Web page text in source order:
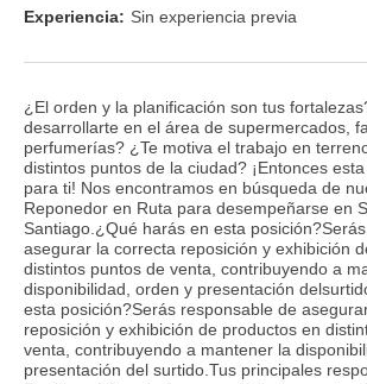
Experiencia: Sin experiencia previa
¿El orden y la planificación son tus
desarrollarte en el área de supermercados,
perfumerías? ¿Te motiva el trabajo en
distintos puntos de la ciudad? ¡Entonces
para ti! Nos encontramos en búsqueda de
Reponedor en Ruta para desempeñarse en
Santiago.¿Qué harás en esta
asegurar la correcta reposición y exhibición
distintos puntos de venta, contribuyendo a
disponibilidad, orden y presentación
esta posición?Serás responsable de
reposición y exhibición de productos en
venta, contribuyendo a mantener la
presentación del surtido.Tus principales